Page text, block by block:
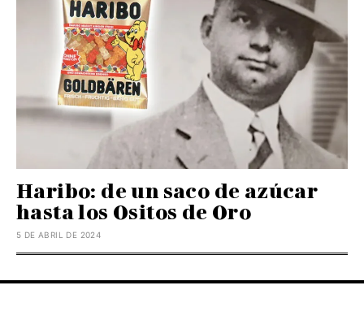
Haribo: de un saco de azúcar
hasta los Ositos de Oro
5 DE ABRIL DE 2024